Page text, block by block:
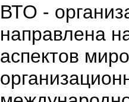
ВТО -
направлена
аспектов